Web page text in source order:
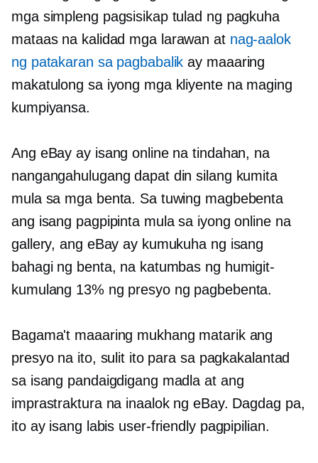
mga simpleng pagsisikap tulad ng pagkuha
mataas na kalidad mga larawan at nag-aalok
ng patakaran sa pagbabalik ay maaaring
makatulong sa iyong mga kliyente na maging
kumpiyansa.
Ang eBay ay isang online na tindahan, na
nangangahulugang dapat din silang kumita
mula sa mga benta. Sa tuwing magbebenta
ang isang pagpipinta mula sa iyong online na
gallery, ang eBay ay kumukuha ng isang
bahagi ng benta, na katumbas ng humigit-
kumulang 13% ng presyo ng pagbebenta.
Bagama't maaaring mukhang matarik ang
presyo na ito, sulit ito para sa pagkakalantad
sa isang pandaigdigang madla at ang
imprastraktura na inaalok ng eBay. Dagdag pa,
ito ay isang labis user-friendlypagpipilian.